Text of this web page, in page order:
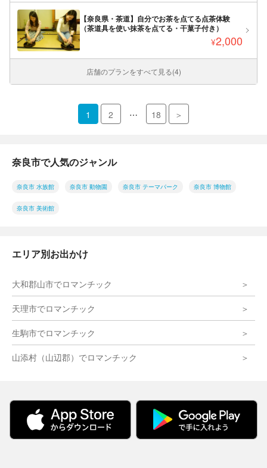
【奈良県・茶道】自分でお茶を点てる点茶体験
（茶道具を使い抹茶を点てる・干菓子付き）
¥2,000
店舗のプランをすべて見る(4)
1 2 … 18 ＞
奈良市で人気のジャンル
奈良市 水族館 奈良市 動物園 奈良市 テーマパーク 奈良市 博物館
奈良市 美術館
エリア別お出かけ
大和郡山市でロマンチック
天理市でロマンチック
生駒市でロマンチック
山添村（山辺郡）でロマンチック